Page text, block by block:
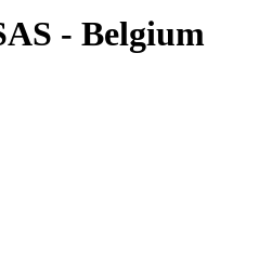
- Belgium